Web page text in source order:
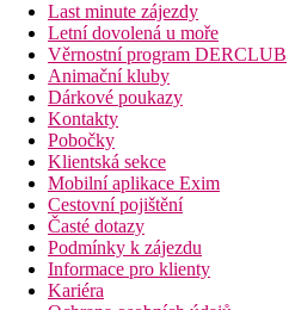
Last minute zájezdy
Letní dovolená u moře
Věrnostní program DERCLUB
Animační kluby
Dárkové poukazy
Kontakty
Pobočky
Klientská sekce
Mobilní aplikace Exim
Cestovní pojištění
Časté dotazy
Podmínky k zájezdu
Informace pro klienty
Kariéra